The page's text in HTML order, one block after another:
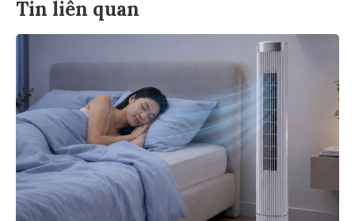
Tin liên quan